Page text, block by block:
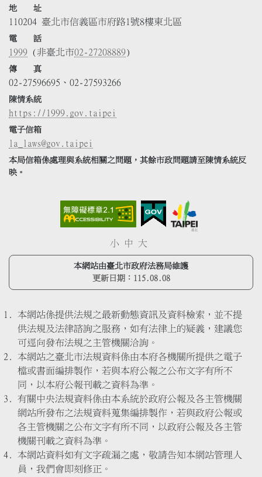
地 址
110204 臺北市信義區市府路1號8樓東北區
電 話
1999 (非臺北市02-27208889)
傳 真
02-27596695、02-27593266
陳情系統
https://1999.gov.taipei
電子信箱
la_laws@gov.taipei
本局信箱係處理與系統相關之問題，其餘市政問題請至陳情系統反
映。
小 中 大
本網站由臺北市政府法務局維護
更新日期： 115.08.08
本網站係提供法規之最新動態資訊及資料檢索，並不提
供法規及法律諮詢之服務，如有法律上的疑義，建議您
可逕向發布法規之主管機關洽詢。
本網站之臺北市法規資料係由本府各機關所提供之電子
檔或書面編排製作，若與本府公報之公布文字有所不
同，以本府公報刊載之資料為準。
有關中央法規資料係由本系統於政府公報及各主管機關
網站所發布之法規資料蒐集編排製作，若與政府公報或
各主管機關之公布文字有所不同，以政府公報及各主管
機關刊載之資料為準。
本網站資料如有文字疏漏之處，敬請告知本網站管理人
員，我們會即刻修正。